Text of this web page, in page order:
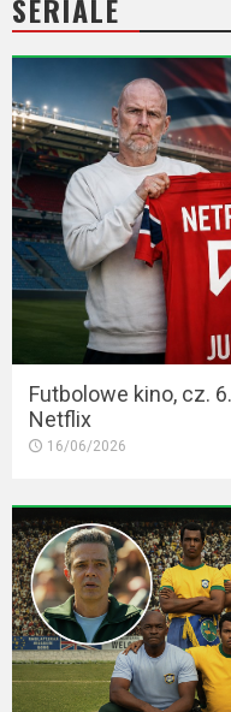
SERIALE
Futbolowe kino, cz.
Netflix
16/06/2026